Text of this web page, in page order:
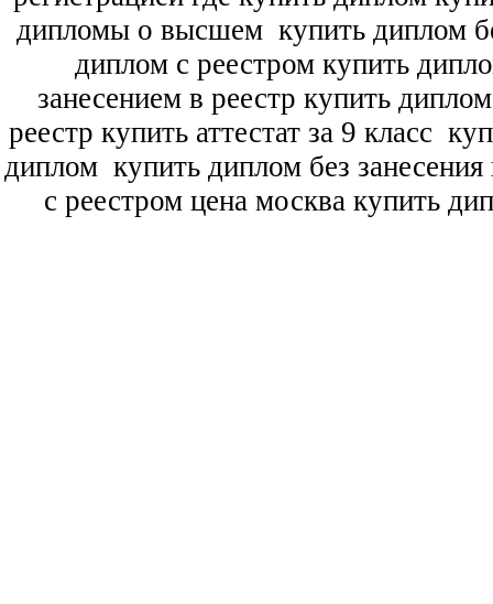
дипломы о высшем купить диплом
диплом с реестром купить
занесением в реестр купить
реестр купить аттестат за 9 класс
диплом купить диплом без
с реестром цена москва купить